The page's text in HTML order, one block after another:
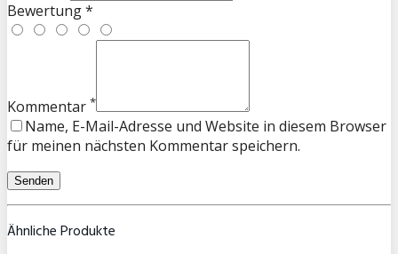
Bewertung *
Kommentar *
Name, E-Mail-Adresse und Website in diesem Browser
für meinen nächsten Kommentar speichern.
Ähnliche Produkte